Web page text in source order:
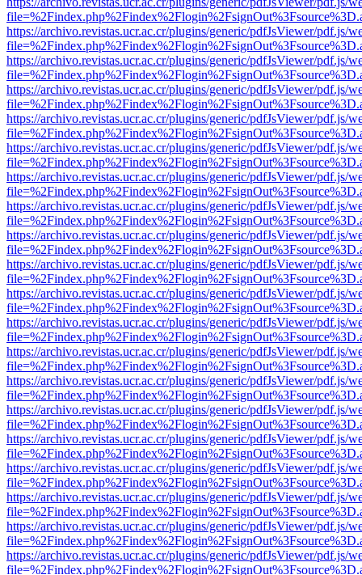
https://archivo.revistas.ucr.ac.cr/plugins/generic/pdfJsViewer/pdf.js/
https://archivo.revistas.ucr.ac.cr/plugins/generic/pdfJsViewer/pdf.js/
https://archivo.revistas.ucr.ac.cr/plugins/generic/pdfJsViewer/pdf.js/
https://archivo.revistas.ucr.ac.cr/plugins/generic/pdfJsViewer/pdf.js/
https://archivo.revistas.ucr.ac.cr/plugins/generic/pdfJsViewer/pdf.js/
https://archivo.revistas.ucr.ac.cr/plugins/generic/pdfJsViewer/pdf.js/
https://archivo.revistas.ucr.ac.cr/plugins/generic/pdfJsViewer/pdf.js/
https://archivo.revistas.ucr.ac.cr/plugins/generic/pdfJsViewer/pdf.js/
https://archivo.revistas.ucr.ac.cr/plugins/generic/pdfJsViewer/pdf.js/
https://archivo.revistas.ucr.ac.cr/plugins/generic/pdfJsViewer/pdf.js/
https://archivo.revistas.ucr.ac.cr/plugins/generic/pdfJsViewer/pdf.js/
https://archivo.revistas.ucr.ac.cr/plugins/generic/pdfJsViewer/pdf.js/
https://archivo.revistas.ucr.ac.cr/plugins/generic/pdfJsViewer/pdf.js/
https://archivo.revistas.ucr.ac.cr/plugins/generic/pdfJsViewer/pdf.js/
https://archivo.revistas.ucr.ac.cr/plugins/generic/pdfJsViewer/pdf.js/
https://archivo.revistas.ucr.ac.cr/plugins/generic/pdfJsViewer/pdf.js/
https://archivo.revistas.ucr.ac.cr/plugins/generic/pdfJsViewer/pdf.js/
https://archivo.revistas.ucr.ac.cr/plugins/generic/pdfJsViewer/pdf.js/
https://archivo.revistas.ucr.ac.cr/plugins/generic/pdfJsViewer/pdf.js/